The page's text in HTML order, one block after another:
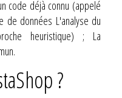
code déjà connu (appelé
de données L'analyse du
heuristique) ; La
?